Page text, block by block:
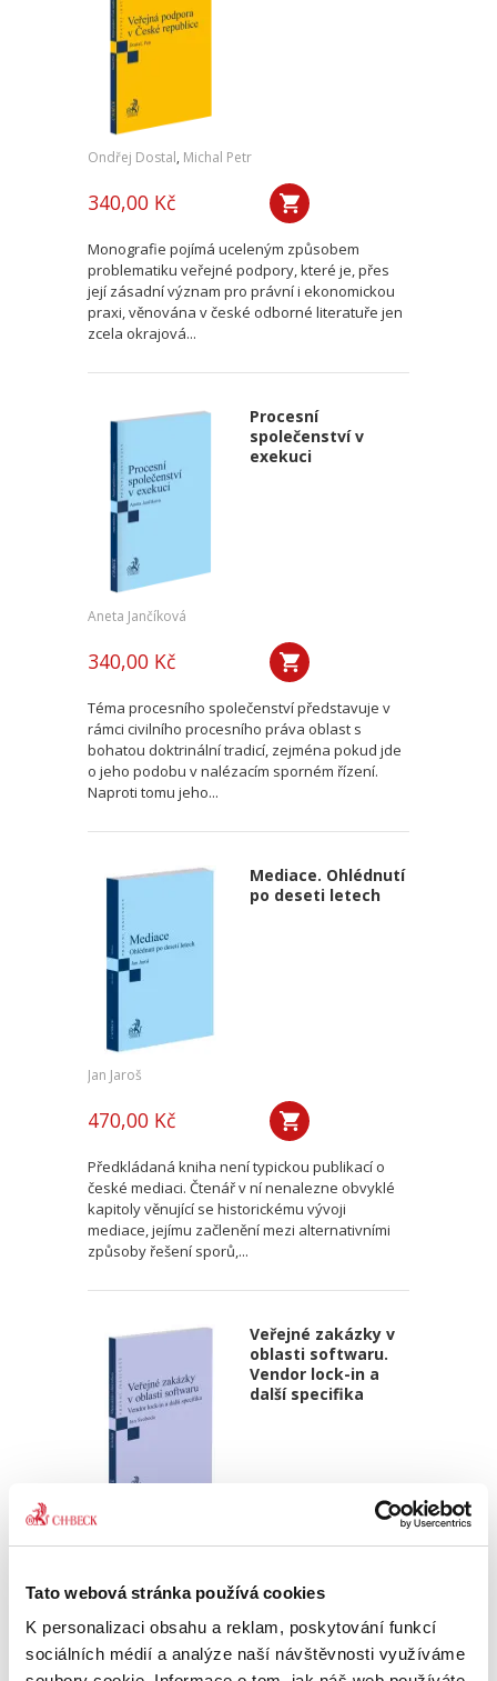
Tato webová stránka používá cookies
K personalizaci obsahu a reklam, poskytování funkcí
sociálních médií a analýze naší návštěvnosti využíváme
Ondřej Dostal, Michal Petr
340,00 Kč
Monografie pojímá uceleným způsobem
problematiku veřejné podpory, které je, přes
její zásadní význam pro právní i ekonomickou
praxi, věnována v české odborné literatuře jen
zcela okrajová...
Procesní
společenství v
exekuci
Aneta Jančíková
340,00 Kč
Téma procesního společenství představuje v
rámci civilního procesního práva oblast s
bohatou doktrinální tradicí, zejména pokud jde
o jeho podobu v nalézacím sporném řízení.
Naproti tomu jeho...
Mediace. Ohlédnutí
po deseti letech
Jan Jaroš
470,00 Kč
Předkládaná kniha není typickou publikací o
české mediaci. Čtenář v ní nenalezne obvyklé
kapitoly věnující se historickému vývoji
mediace, jejímu začlenění mezi alternativními
způsoby řešení sporů,...
Veřejné zakázky v
oblasti softwaru.
Vendor lock-in a
další specifika
370,00 Kč
Kniha se věnuje zadávání veřejných zakázek v
oblasti softwaru. Autor v ní definuje specifika,
která se s tímto druhem plnění pojí, a poskytuje